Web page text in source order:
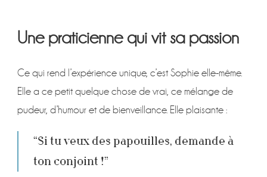
Une praticienne qui vit sa passion
Ce qui rend l’expérience unique, c’est Sophie elle-même.
Elle a ce petit quelque chose de vrai, ce mélange de
pudeur, d’humour et de bienveillance. Elle plaisante :
“Si tu veux des papouilles, demande à
ton conjoint !”